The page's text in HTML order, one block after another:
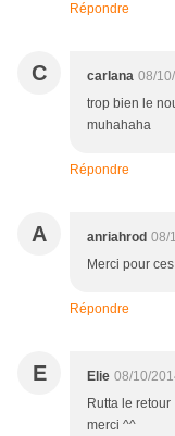
Répondre
C carlana 08/
trop bien le
muhahaha
Répondre
A anriahrod 08/
Merci pour
Répondre
E Elie 08/10/
Rutta le
merci ^^